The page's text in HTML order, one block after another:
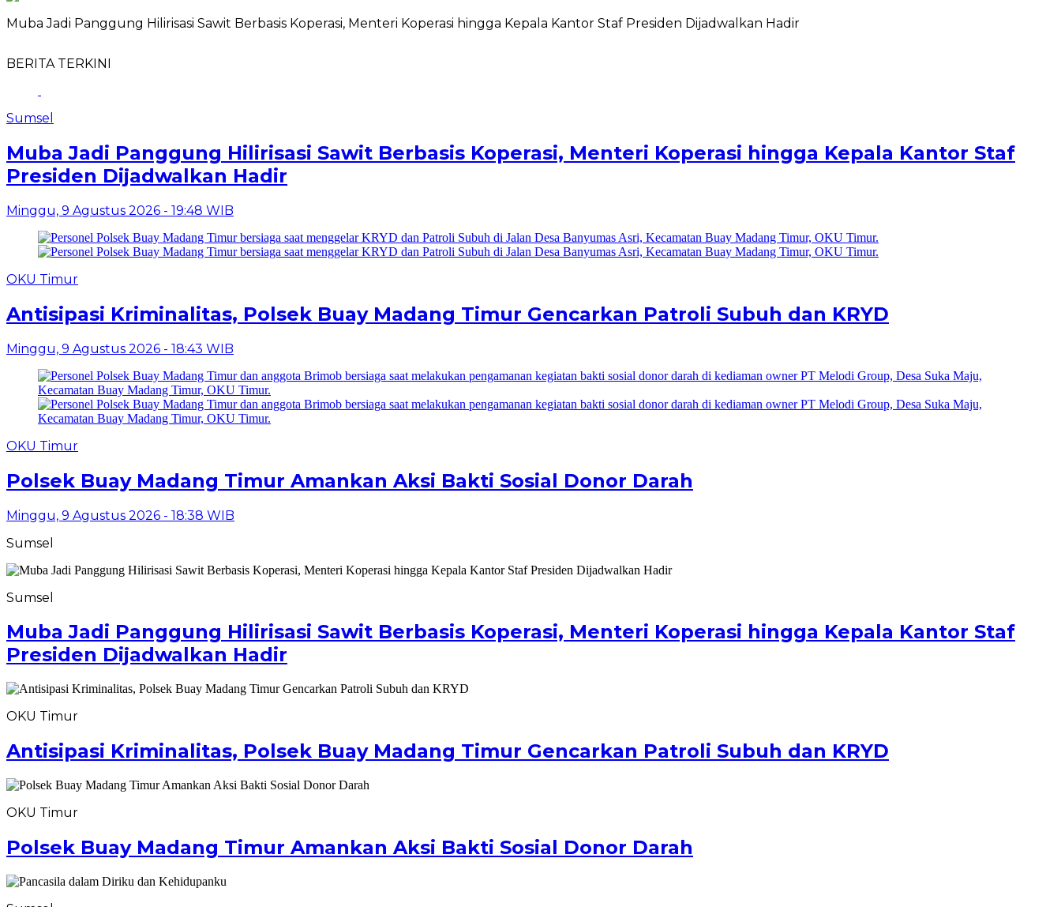
Muba Jadi Panggung Hilirisasi Sawit Berbasis Koperasi, Menteri Koperasi hingga Kepala Kantor Staf Presiden Dijadwalkan Hadir
BERITA TERKINI
Sumsel
Muba Jadi Panggung Hilirisasi Sawit Berbasis Koperasi, Menteri Koperasi hingga Kepala Kantor Staf
Presiden Dijadwalkan Hadir
Minggu, 9 Agustus 2026 - 19:48 WIB
OKU Timur
Antisipasi Kriminalitas, Polsek Buay Madang Timur Gencarkan Patroli Subuh dan KRYD
Minggu, 9 Agustus 2026 - 18:43 WIB
OKU Timur
Polsek Buay Madang Timur Amankan Aksi Bakti Sosial Donor Darah
Minggu, 9 Agustus 2026 - 18:38 WIB
Sumsel
Sumsel
Muba Jadi Panggung Hilirisasi Sawit Berbasis Koperasi, Menteri Koperasi hingga Kepala Kantor Staf
Presiden Dijadwalkan Hadir
OKU Timur
Antisipasi Kriminalitas, Polsek Buay Madang Timur Gencarkan Patroli Subuh dan KRYD
OKU Timur
Polsek Buay Madang Timur Amankan Aksi Bakti Sosial Donor Darah